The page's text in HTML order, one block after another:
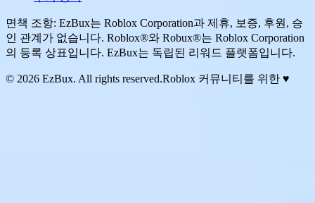
면책 조항: EzBux는 Roblox Corporation과 제휴, 보증, 후원, 승
인 관계가 없습니다. Roblox®와 Robux®는 Roblox Corporation
의 등록 상표입니다. EzBux는 독립된 리워드 플랫폼입니다.
© 2026 EzBux. All rights reserved.Roblox 커뮤니티를 위한 ♥